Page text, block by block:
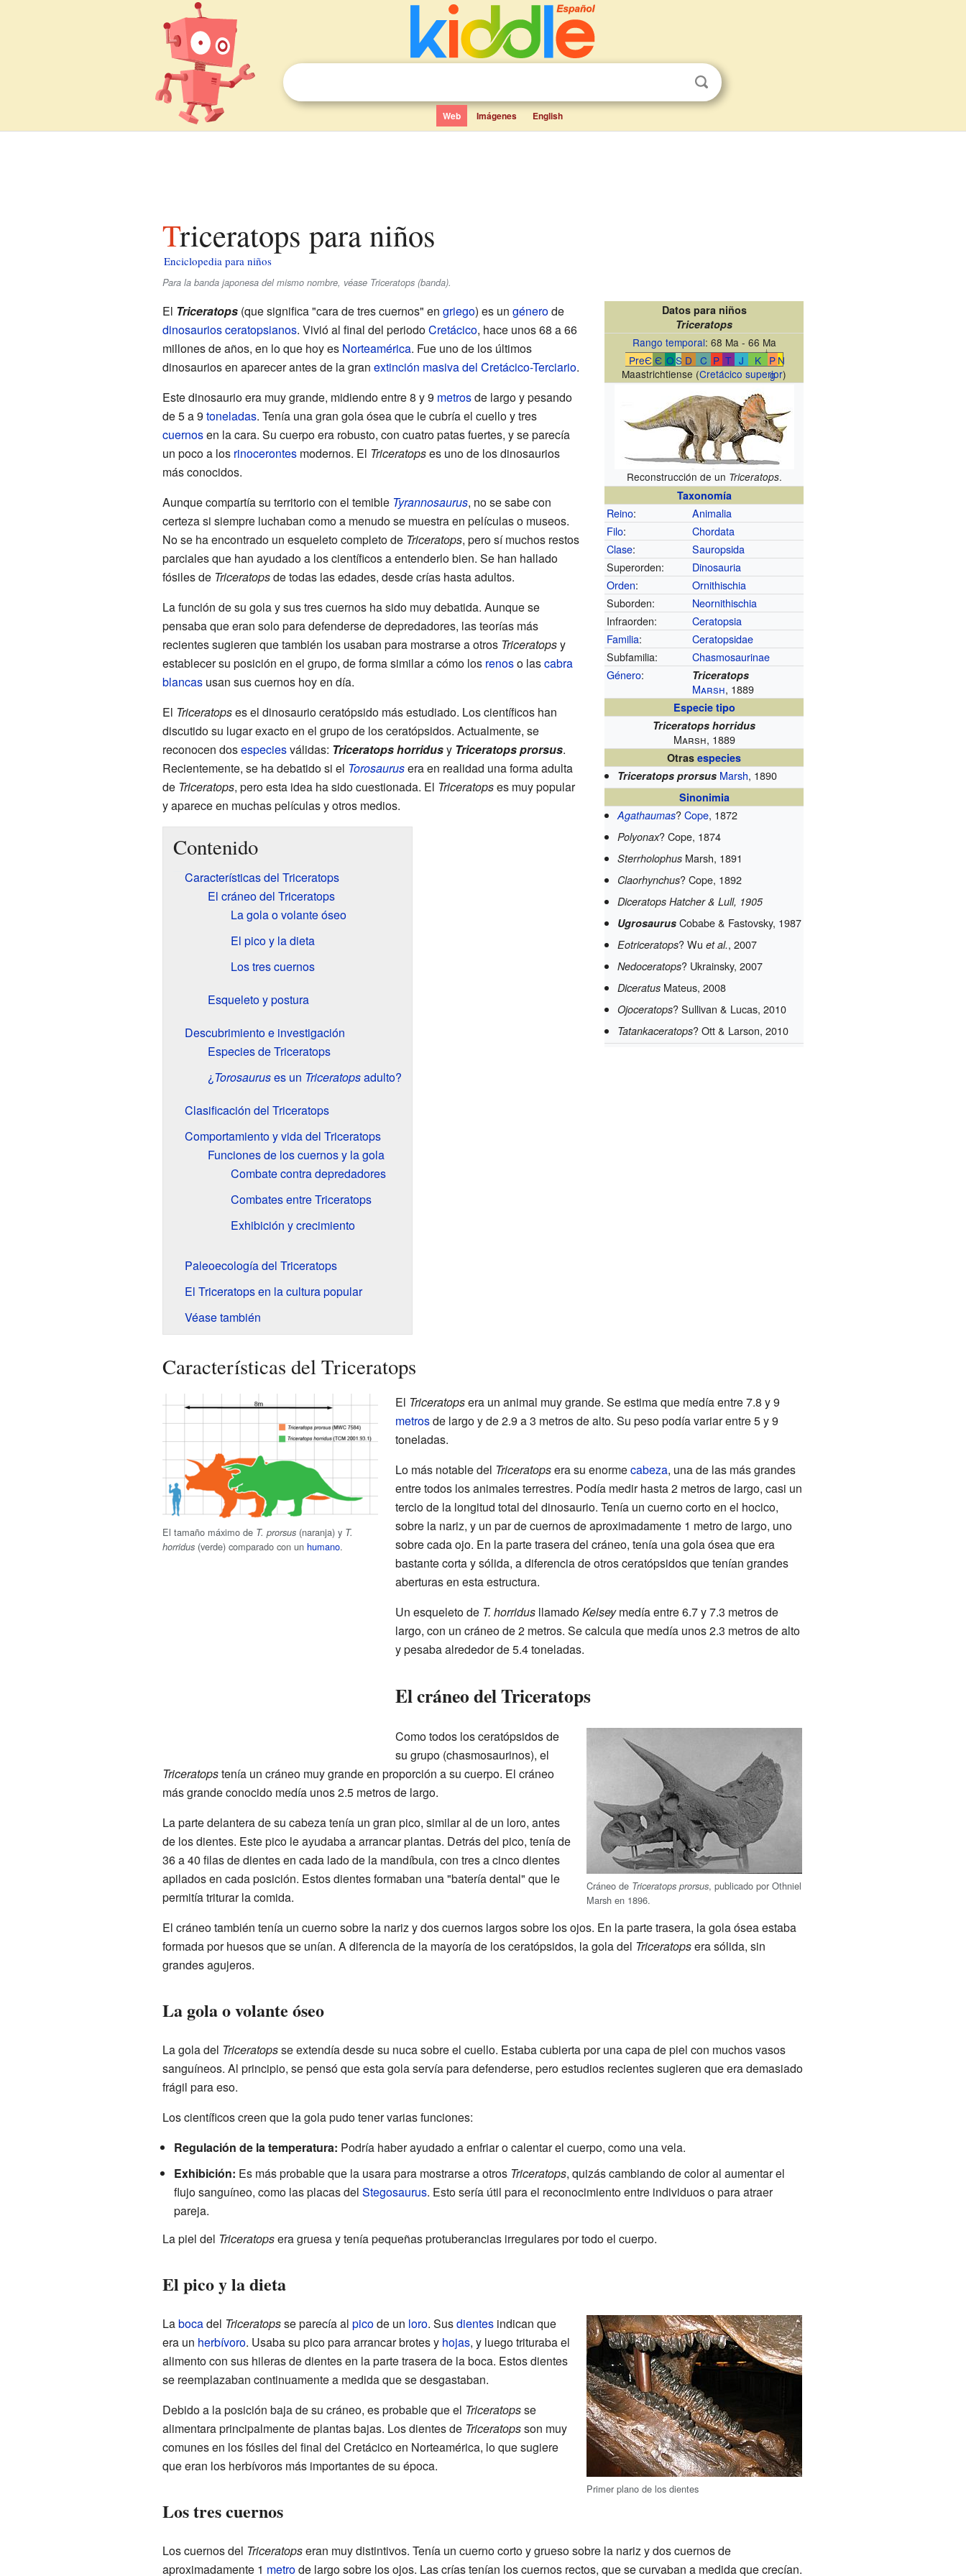
Web Imágenes English
Triceratops para niños
Enciclopedia para niños
Para la banda japonesa del mismo nombre, véase Triceratops (banda).
Datos para niños
Triceratops
Rango temporal: 68 Ma - 66 Ma
PreЄ Є OS D C P T J K P
g
N
↓
Maastrichtiense (Cretácico superior)
Reconstrucción de un Triceratops.
Taxonomía
Reino:
Animalia
Filo:
Chordata
Clase:
Sauropsida
Superorden:
Dinosauria
Orden:
Ornithischia
Suborden:
Neornithischia
Infraorden:
Ceratopsia
Familia:
Ceratopsidae
Subfamilia:
Chasmosaurinae
Género: Triceratops
Marsh, 1889
Especie tipo
Triceratops horridus
Marsh, 1889
Otrasespecies
Triceratops prorsus Marsh, 1890
Sinonimia
Agathaumas?Cope, 1872
Polyonax?Cope, 1874
Sterrholophus Marsh, 1891
Claorhynchus?Cope, 1892
Diceratops Hatcher & Lull, 1905
Ugrosaurus Cobabe & Fastovsky, 1987
Eotriceratops?Wu et al., 2007
Nedoceratops? Ukrainsky, 2007
Diceratus Mateus, 2008
Ojoceratops?Sullivan & Lucas, 2010
Tatankaceratops?Ott & Larson, 2010
El Triceratops(que significa "cara de tres cuernos" en griego) es un génerode
dinosauriosceratopsianos. Vivió al final del periodoCretácico, hace unos 68 a 66
millones de años, en lo que hoy es Norteamérica. Fue uno de los últimos
dinosaurios en aparecer antes de la gran extinción masiva del Cretácico-Terciario.
Este dinosaurio era muy grande, midiendo entre 8 y 9 metrosde largo y pesando
de 5 a 9 toneladas. Tenía una gran gola ósea que le cubría el cuello y tres
cuernosen la cara. Su cuerpo era robusto, con cuatro patas fuertes, y se parecía
un poco a los rinocerontesmodernos. El Triceratopses uno de los dinosaurios
más conocidos.
Aunque compartía su territorio con el temible Tyrannosaurus, no se sabe con
certeza si siempre luchaban como a menudo se muestra en películas o museos.
No se ha encontrado un esqueleto completo de Triceratops, pero sí muchos restos
parciales que han ayudado a los científicos a entenderlo bien. Se han hallado
fósiles de Triceratopsde todas las edades, desde crías hasta adultos.
La función de su gola y sus tres cuernos ha sido muy debatida. Aunque se
pensaba que eran solo para defenderse de depredadores, las teorías más
recientes sugieren que también los usaban para mostrarse a otros Triceratopsy
establecer su posición en el grupo, de forma similar a cómo los renoso lascabra
blancasusan sus cuernos hoy en día.
El Triceratopses el dinosaurio ceratópsido más estudiado. Los científicos han
discutido su lugar exacto en el grupo de los ceratópsidos. Actualmente, se
reconocen dosespeciesválidas: Triceratops horridusy Triceratops prorsus.
Recientemente, se ha debatido si el Torosaurusera en realidad una forma adulta
de Triceratops, pero esta idea ha sido cuestionada. El Triceratopses muy popular
y aparece en muchas películas y otros medios.
Contenido
Características del Triceratops
El cráneo del Triceratops
La gola o volante óseo
El pico y la dieta
Los tres cuernos
Esqueleto y postura
Descubrimiento e investigación
Especies de Triceratops
¿Torosauruses un Triceratopsadulto?
Clasificación del Triceratops
Comportamiento y vida del Triceratops
Funciones de los cuernos y la gola
Combate contra depredadores
Combates entre Triceratops
Exhibición y crecimiento
Paleoecología del Triceratops
El Triceratops en la cultura popular
Véase también
Características del Triceratops
El tamaño máximo de T. prorsus(naranja) y T.
horridus(verde) comparado con un humano.
El Triceratopsera un animal muy grande. Se estima que medía entre 7.8 y 9
metrosde largo y de 2.9 a 3 metros de alto. Su peso podía variar entre 5 y 9
toneladas.
Lo más notable del Triceratopsera su enormecabeza, una de las más grandes
entre todos los animales terrestres. Podía medir hasta 2 metros de largo, casi un
tercio de la longitud total del dinosaurio. Tenía un cuerno corto en el hocico,
sobre la nariz, y un par de cuernos de aproximadamente 1 metro de largo, uno
sobre cada ojo. En la parte trasera del cráneo, tenía una gola ósea que era
bastante corta y sólida, a diferencia de otros ceratópsidos que tenían grandes
aberturas en esta estructura.
Un esqueleto de T. horridusllamadoKelseymedía entre 6.7 y 7.3 metros de
largo, con un cráneo de 2 metros. Se calcula que medía unos 2.3 metros de alto
y pesaba alrededor de 5.4 toneladas.
El cráneo del Triceratops
Cráneo de Triceratops prorsus, publicado por Othniel
Marsh en 1896.
Como todos los ceratópsidos de
su grupo (chasmosaurinos), el
Triceratopstenía un cráneo muy grande en proporción a su cuerpo. El cráneo
más grande conocido medía unos 2.5 metros de largo.
La parte delantera de su cabeza tenía un gran pico, similar al de un loro, antes
de los dientes. Este pico le ayudaba a arrancar plantas. Detrás del pico, tenía de
36 a 40 filas de dientes en cada lado de la mandíbula, con tres a cinco dientes
apilados en cada posición. Estos dientes formaban una "batería dental" que le
permitía triturar la comida.
El cráneo también tenía un cuerno sobre la nariz y dos cuernos largos sobre los ojos. En la parte trasera, la gola ósea estaba
formada por huesos que se unían. A diferencia de la mayoría de los ceratópsidos, la gola del Triceratopsera sólida, sin
grandes agujeros.
La gola o volante óseo
La gola del Triceratopsse extendía desde su nuca sobre el cuello. Estaba cubierta por una capa de piel con muchos vasos
sanguíneos. Al principio, se pensó que esta gola servía para defenderse, pero estudios recientes sugieren que era demasiado
frágil para eso.
Los científicos creen que la gola pudo tener varias funciones:
Regulación de la temperatura: Podría haber ayudado a enfriar o calentar el cuerpo, como una vela.
Exhibición: Es más probable que la usara para mostrarse a otros Triceratops, quizás cambiando de color al aumentar el
flujo sanguíneo, como las placas del Stegosaurus. Esto sería útil para el reconocimiento entre individuos o para atraer
pareja.
La piel del Triceratopsera gruesa y tenía pequeñas protuberancias irregulares por todo el cuerpo.
El pico y la dieta
Primer plano de los dientes
Labocadel Triceratopsse parecía al picode un loro. Susdientesindican que
era un herbívoro. Usaba su pico para arrancar brotes y hojas, y luego trituraba el
alimento con sus hileras de dientes en la parte trasera de la boca. Estos dientes
se reemplazaban continuamente a medida que se desgastaban.
Debido a la posición baja de su cráneo, es probable que el Triceratopsse
alimentara principalmente de plantas bajas. Los dientes de Triceratopsson muy
comunes en los fósiles del final del Cretácico en Norteamérica, lo que sugiere
que eran los herbívoros más importantes de su época.
Los tres cuernos
Los cuernos del Triceratopseran muy distintivos. Tenía un cuerno corto y grueso sobre la nariz y dos cuernos de
aproximadamente 1 metrode largo sobre los ojos. Las crías tenían los cuernos rectos, que se curvaban a medida que crecían.